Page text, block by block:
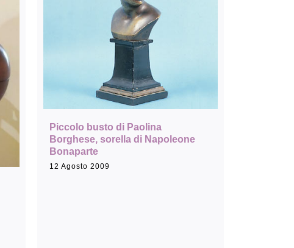
Piccolo busto di Paolina
Borghese, sorella di Napoleone
Bonaparte
12 Agosto 2009